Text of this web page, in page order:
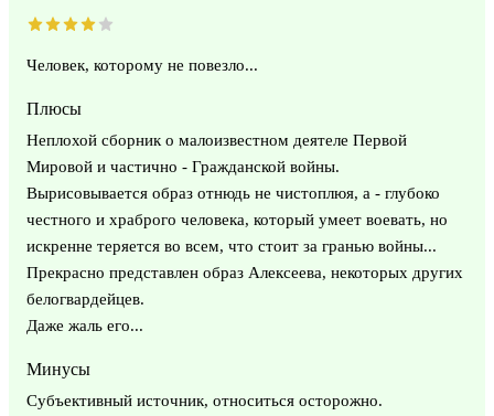
Человек, которому не повезло...
Плюсы
Неплохой сборник о малоизвестном деятеле Первой
Мировой и частично - Гражданской войны.
Вырисовывается образ отнюдь не чистоплюя, а - глубоко
честного и храброго человека, который умеет воевать, но
искренне теряется во всем, что стоит за гранью войны...
Прекрасно представлен образ Алексеева, некоторых других
белогвардейцев.
Даже жаль его...
Минусы
Субъективный источник, относиться осторожно.